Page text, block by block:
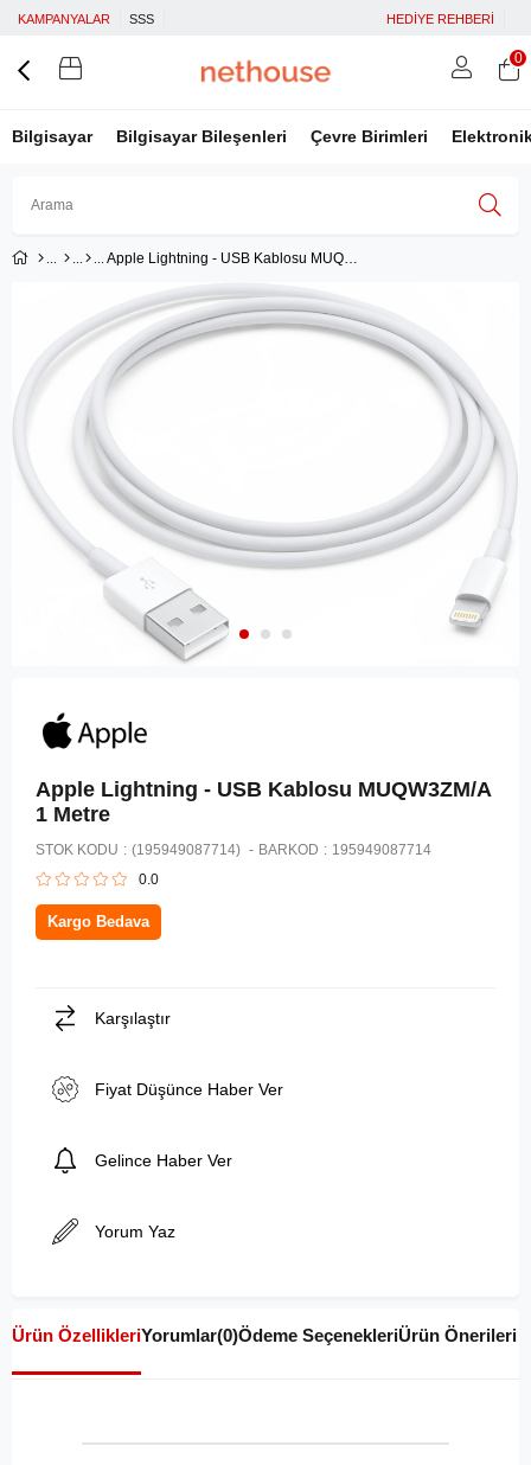
KAMPANYALAR SSS HEDİYE REHBERİ
Bilgisayar Bilgisayar Bileşenleri Çevre Birimleri
Üye Girişi Üye Ol Facebook İle Bağlan
Google İle Bağlan
0
Apple Lightning - USB Kablosu MUQW3ZM/A 1 Metre
Apple Lightning - USB Kablosu MUQW3ZM/A
1 Metre
STOK KODU (195949087714) BARKOD : 195949087714
0.0
Kargo Bedava
Karşılaştır
Fiyat Düşünce Haber Ver
Gelince Haber Ver
Yorum Yaz
Ürün ÖzellikleriYorumlar(0)Ödeme SeçenekleriÜrün Önerileri